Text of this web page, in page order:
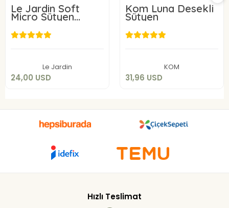
Le Jardin Soft
Micro Sütyen
9405-C
Le Jardin
24,00 USD
24,00 USD
Kom Luna Desekli
Sütyen
KOM
31,96 USD
31,96 USD
Hızlı Teslimat